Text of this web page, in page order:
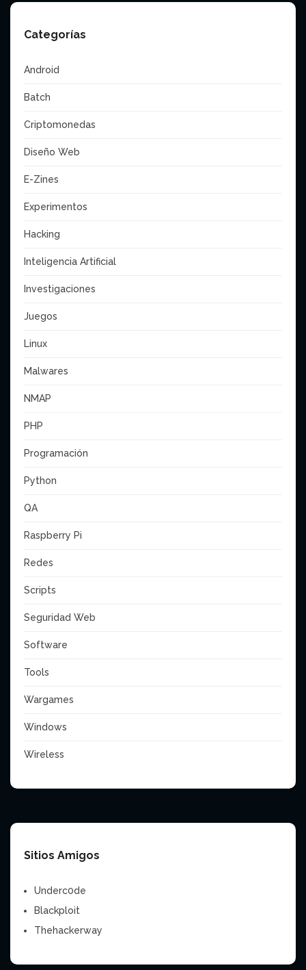
Categorías
Android
Batch
Criptomonedas
Diseño Web
E-Zines
Experimentos
Hacking
Inteligencia Artificial
Investigaciones
Juegos
Linux
Malwares
NMAP
PHP
Programación
Python
QA
Raspberry Pi
Redes
Scripts
Seguridad Web
Software
Tools
Wargames
Windows
Wireless
Sitios Amigos
Underc0de
Blackploit
Thehackerway